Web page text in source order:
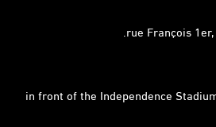
in front of the Independence